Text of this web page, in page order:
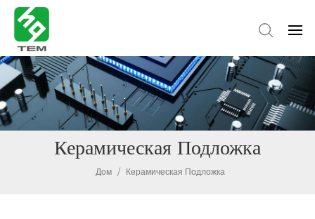
Керамическая Подложка
Дом / Керамическая Подложка